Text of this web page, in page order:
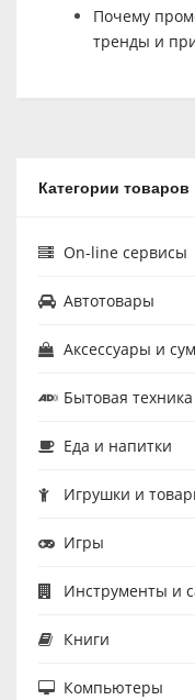
Почему
тренды и
Категории товаров
On-line сервисы
Автотовары
Аксессуары и
Бытовая техника
Еда и напитки
Игрушки и
Игры
Инструменты и
Книги
Компьютеры